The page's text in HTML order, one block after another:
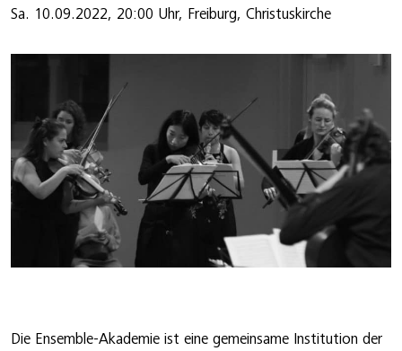
Sa. 10.09.2022, 20:00 Uhr, Freiburg, Christuskirche
Die Ensemble-Akademie ist eine gemeinsame Institution der